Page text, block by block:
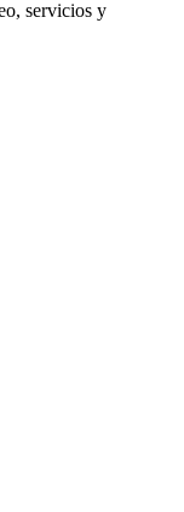
servicios y